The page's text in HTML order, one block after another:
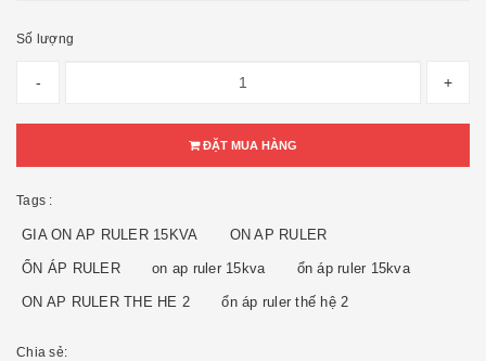
Số lượng
- +
ĐẶT MUA HÀNG
Tags :
GIA ON AP RULER 15KVA ON AP RULER
ỔN ÁP RULER on ap ruler 15kva ổn áp ruler 15kva
ON AP RULER THE HE 2 ổn áp ruler thế hệ 2
Chia sẻ: